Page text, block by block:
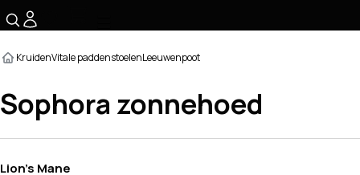
KruidenVitale paddenstoelenLeeuwenpoot
Sophora zonnehoed
Lion's Mane